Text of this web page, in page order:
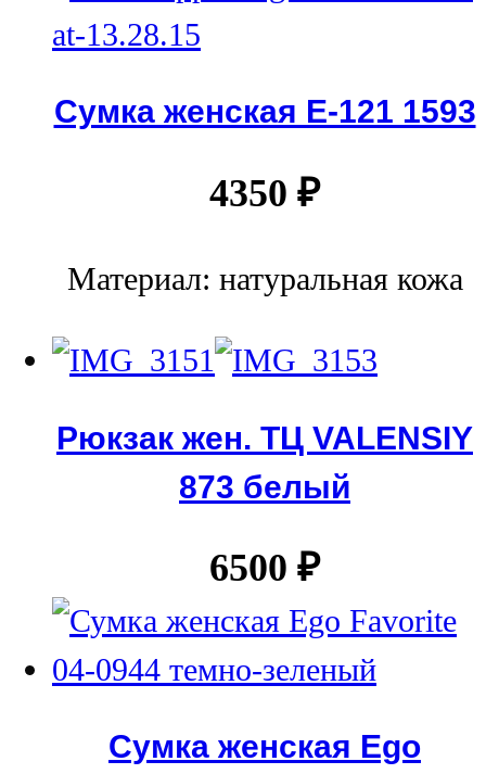
Сумка женская Е-121 1593
4350 ₽
Материал: натуральная кожа
Рюкзак жен. ТЦ VALENSIY
873 белый
6500 ₽
Сумка женская Ego